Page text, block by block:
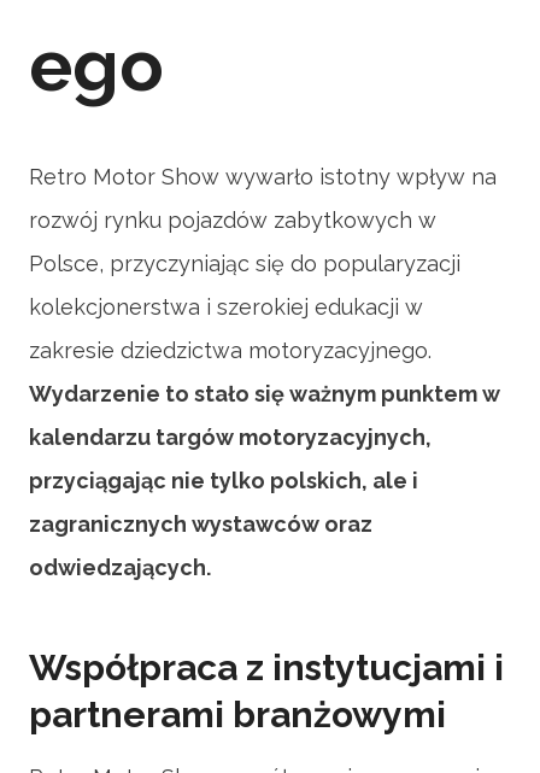
ego
Retro Motor Show wywarło istotny wpływ na
rozwój rynku pojazdów zabytkowych w
Polsce, przyczyniając się do popularyzacji
kolekcjonerstwa i szerokiej edukacji w
zakresie dziedzictwa motoryzacyjnego.
Wydarzenie to stało się ważnym punktem w
kalendarzu targów motoryzacyjnych,
przyciągając nie tylko polskich, ale i
zagranicznych wystawców oraz
odwiedzających.
Współpraca z instytucjami i
partnerami branżowymi